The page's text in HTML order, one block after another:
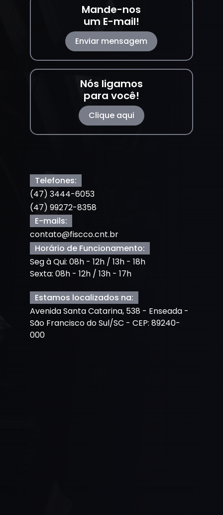
Mande-nos
um E-mail!
Enviar mensagem
Nós ligamos
para você!
Clique aqui
Telefones:
(47) 3444-6053
(47) 99272-8358
E-mails:
contato@fiscco.cnt.br
Horário de Funcionamento:
Seg à Qui: 08h - 12h / 13h - 18h
Sexta: 08h - 12h / 13h - 17h
Estamos localizados na:
Avenida Santa Catarina, 538 - Enseada -
São Francisco do Sul/SC - CEP: 89240-
000